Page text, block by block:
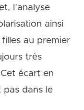
l’analyse
ainsi
au premier
très
écart en
pas dans le